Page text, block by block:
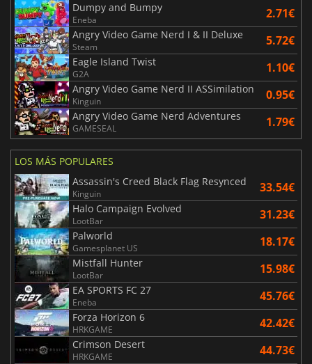
Dumpy and Bumpy
Eneba 2.71€
Angry Video Game Nerd I & II Deluxe
Steam 5.72€
Eagle Island Twist
G2A 1.10€
Angry Video Game Nerd II ASSimilation
Kinguin 0.95€
Angry Video Game Nerd Adventures
GAMESEAL 1.79€
LOS MÁS POPULARES
Assassin's Creed Black Flag Resynced
Kinguin 33.54€
Halo Campaign Evolved
LootBar 31.23€
Palworld
Gamesplanet US 18.17€
Mistfall Hunter
LootBar 15.98€
EA SPORTS FC 27
Eneba 45.76€
Forza Horizon 6
HRKGAME 42.42€
Crimson Desert
HRKGAME 44.73€